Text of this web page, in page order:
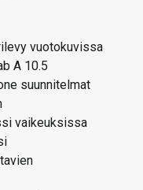
vuotokuvissa
A 10.5
suunnitelmat
vaikeuksissa